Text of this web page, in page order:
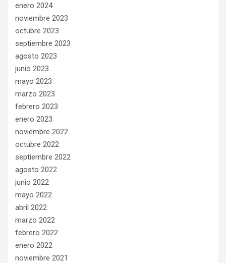
enero 2024
noviembre 2023
octubre 2023
septiembre 2023
agosto 2023
junio 2023
mayo 2023
marzo 2023
febrero 2023
enero 2023
noviembre 2022
octubre 2022
septiembre 2022
agosto 2022
junio 2022
mayo 2022
abril 2022
marzo 2022
febrero 2022
enero 2022
noviembre 2021